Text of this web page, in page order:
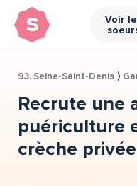
Voir
s
93. Seine-Saint-Denis ⟩
Recrute une
puériculture
crèche privée